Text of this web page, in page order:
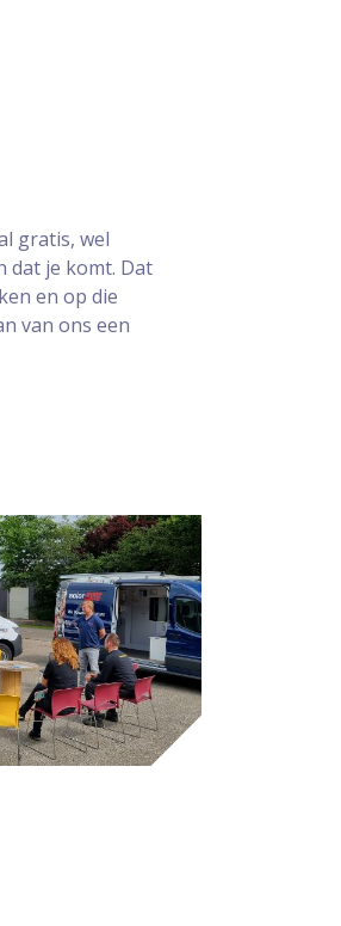
gratis, wel
dat je komt. Dat
en op die
van ons een